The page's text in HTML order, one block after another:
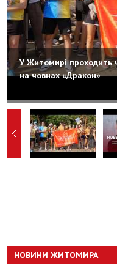
У Житомирі проходить
на човнах «Дракон»
НОВИНИ ЖИТОМИРА